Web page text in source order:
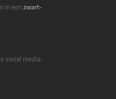
in eenzwart-
social media: